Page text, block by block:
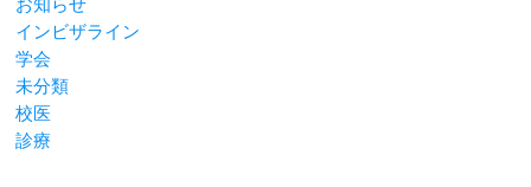
インビザライン
学会
未分類
校医
診療